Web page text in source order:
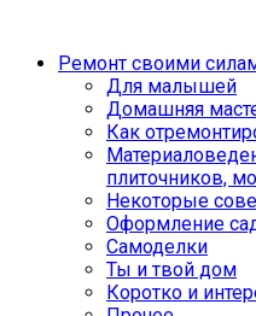
Ремонт своими
Для малышей
Домашняя
Как
плиточников,
Некоторые
Оформление
Самоделки
Ты и твой дом
Коротко и